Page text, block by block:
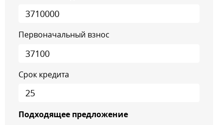
Первоначальный взнос
Срок кредита
Подходящее предложение